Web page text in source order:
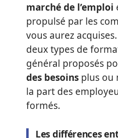
marché de l’emploi
propulsé par les
vous aurez
deux types de
général proposés
des besoins plus ou
la part des
formés.
Les différences